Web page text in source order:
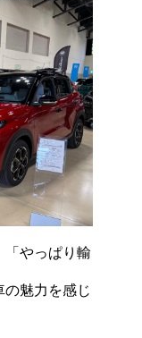
「やっぱり輸
魅力を感じ